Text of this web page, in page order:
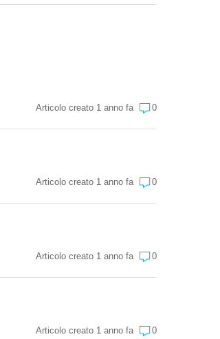
Articolo creato 1 anno fa 0
Articolo creato 1 anno fa 0
Articolo creato 1 anno fa 0
Articolo creato 1 anno fa 0